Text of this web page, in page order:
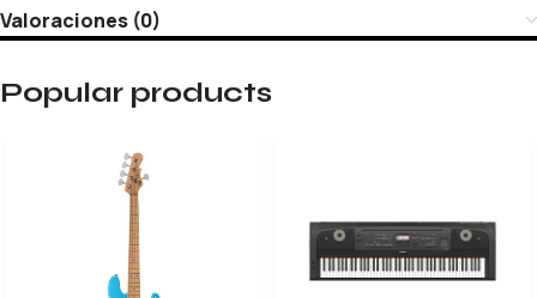
Valoraciones (0)
Popular products